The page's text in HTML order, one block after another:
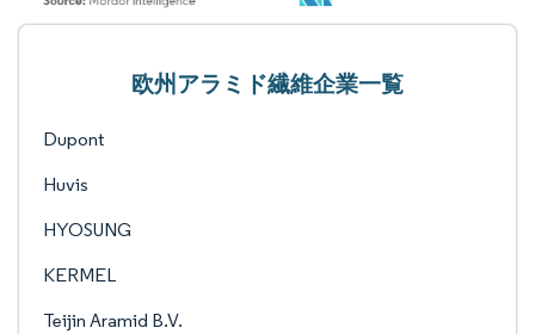
欧州アラミド繊維企業一覧
Dupont
Huvis
HYOSUNG
KERMEL
Teijin Aramid B.V.